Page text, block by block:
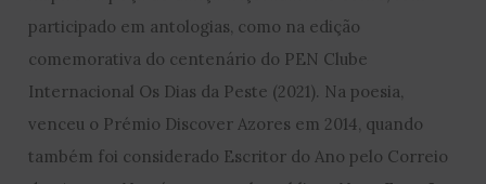
participado em antologias, como na edição
comemorativa do centenário do PEN Clube
Internacional Os Dias da Peste (2021). Na poesia,
venceu o Prémio Discover Azores em 2014, quando
também foi considerado Escritor do Ano pelo Correio